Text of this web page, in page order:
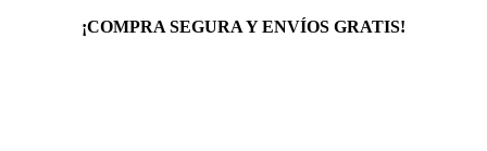
¡COMPRA SEGURA Y ENVÍOS GRATIS!